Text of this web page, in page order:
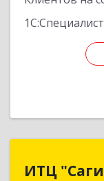
1С:Специалист
ИТЦ